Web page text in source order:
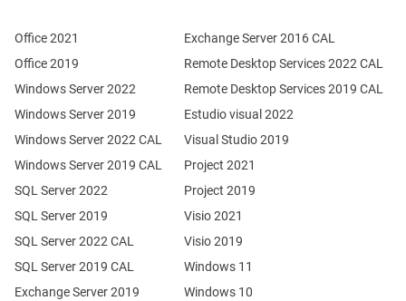
Office 2021
Office 2019
Windows Server 2022
Windows Server 2019
Exchange Server 2019
SQL Server 2022
SQL Server 2019
Windows Server 2022 CAL
Windows Server 2019 CAL
SQL Server 2022 CAL
SQL Server 2019 CAL
Remote Desktop Services 2022 CAL
Remote Desktop Services 2019 CAL
Exchange Server 2016 CAL
Estudio visual 2022
Visual Studio 2019
Project 2021
Project 2019
Visio 2021
Visio 2019
Windows 11
Windows 10